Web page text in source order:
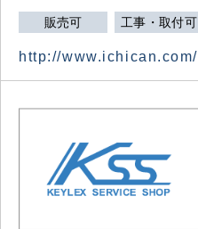
販売可 工事・取付可
http://www.ichican.com/